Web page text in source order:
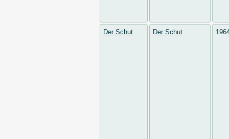
Der Schut Der Schut